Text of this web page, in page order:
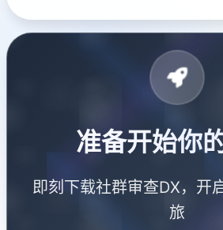
准备开始你
即刻下载社群审查DX，开
旅